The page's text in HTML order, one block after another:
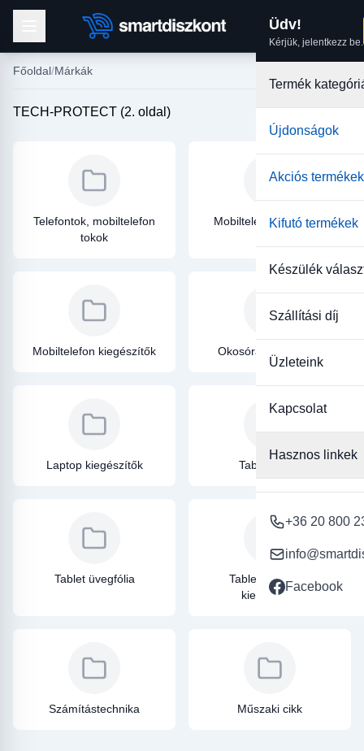
Üdv!
Kérjük, jelentkezz be.
Termék
Újdonságok
Akciós termékek
Kifutó termékek
Készülék
Szállítási díj
Üzleteink
Kapcsolat
Hasznos linkek
+36 20 800
Facebook
Főoldal Márkák
TECH-PROTECT (2. oldal)
Telefontok, mobiltelefon
tokok
Mobiltelefon üvegfólia
Mobiltelefon kiegészítők Okosóra kiegészítők
Laptop kiegészítők Tablet tokok
Tablet üvegfólia
Tablet, táblagép
kiegészítők
Számítástechnika Műszaki cikk